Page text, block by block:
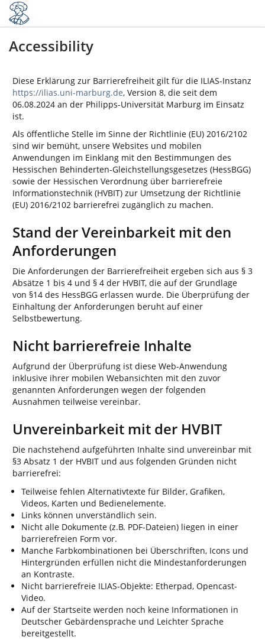
Accessibility
Diese Erklärung zur Barrierefreiheit gilt für die ILIAS-Instanz
https://ilias.uni-marburg.de, Version 8, die seit dem
06.08.2024 an der Philipps-Universität Marburg im Einsatz
ist.
Als öffentliche Stelle im Sinne der Richtlinie (EU) 2016/2102
sind wir bemüht, unsere Websites und mobilen
Anwendungen im Einklang mit den Bestimmungen des
Hessischen Behinderten-Gleichstellungsgesetzes (HessBGG)
sowie der Hessischen Verordnung über barrierefreie
Informationstechnik (HVBIT) zur Umsetzung der Richtlinie
(EU) 2016/2102 barrierefrei zugänglich zu machen.
Stand der Vereinbarkeit mit den
Anforderungen
Die Anforderungen der Barrierefreiheit ergeben sich aus § 3
Absätze 1 bis 4 und § 4 der HVBIT, die auf der Grundlage
von §14 des HessBGG erlassen wurde. Die Überprüfung der
Einhaltung der Anforderungen beruht auf einer
Selbstbewertung.
Nicht barrierefreie Inhalte
Aufgrund der Überprüfung ist diese Web-Anwendung
inklusive ihrer mobilen Webansichten mit den zuvor
genannten Anforderungen wegen der folgenden
Ausnahmen teilweise vereinbar.
Unvereinbarkeit mit der HVBIT
Die nachstehend aufgeführten Inhalte sind unvereinbar mit
§3 Absatz 1 der HVBIT und aus folgenden Gründen nicht
barrierefrei:
Teilweise fehlen Alternativtexte für Bilder, Grafiken,
Videos, Karten und Bedienelemente.
Links können unverständlich sein.
Nicht alle Dokumente (z.B. PDF-Dateien) liegen in einer
barrierefreien Form vor.
Manche Farbkombinationen bei Überschriften, Icons und
Hintergründen erfüllen nicht die Mindestanforderungen
an Kontraste.
Nicht barrierefreie ILIAS-Objekte: Etherpad, Opencast-
Video.
Auf der Startseite werden noch keine Informationen in
Deutscher Gebärdensprache und Leichter Sprache
bereitgestellt.